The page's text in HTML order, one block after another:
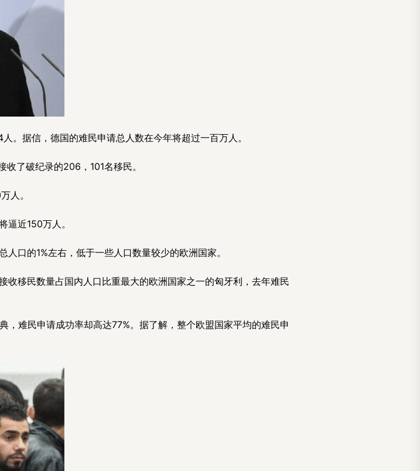
。据信，德国的难民申请总人数在今年将超过一百万人。
了破纪录的206，101名移民。
人。
逼近150万人。
口的1%左右，低于一些人口数量较少的欧洲国家。
移民数量占国内人口比重最大的欧洲国家之一的匈牙利，去年难民
难民申请成功率却高达77%。据了解，整个欧盟国家平均的难民申